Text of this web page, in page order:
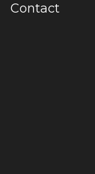
Contact